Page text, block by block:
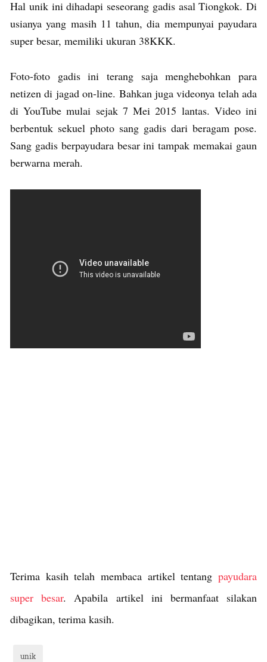
Hal unik ini dihadapi seseorang gadis asal Tiongkok. Di
usianya yang masih 11 tahun, dia mempunyai payudara
super besar, memiliki ukuran 38KKK.
Foto-foto gadis ini terang saja menghebohkan para
netizen di jagad on-line. Bahkan juga videonya telah ada
di YouTube mulai sejak 7 Mei 2015 lantas. Video ini
berbentuk sekuel photo sang gadis dari beragam pose.
Sang gadis berpayudara besar ini tampak memakai gaun
berwarna merah.
Terima kasih telah membaca artikel tentang payudara
super besar. Apabila artikel ini bermanfaat silakan
dibagikan, terima kasih.
unik